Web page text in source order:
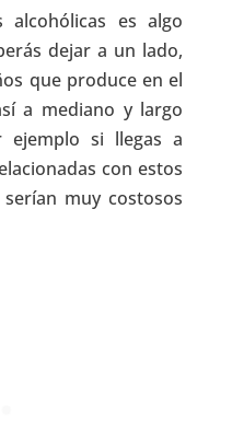
alcohólicas es algo
dejar a un lado,
que produce en el
a mediano y largo
ejemplo si llegas a
con estos
muy costosos